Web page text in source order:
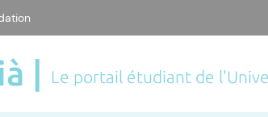
| Le portail étudiant de